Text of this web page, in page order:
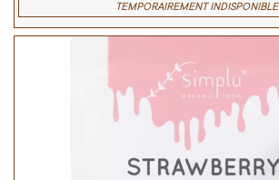
TEMPORAIREMENT INDISPONIBLE